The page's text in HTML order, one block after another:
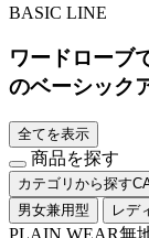
BASIC LINE
ワードローブ
のベーシック
全てを表示
商品を探す
カテゴリから探す
男女兼用型
レデ